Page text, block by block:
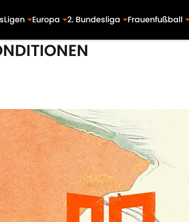
Ligen Europa 2. Bundesliga Frauenfußball